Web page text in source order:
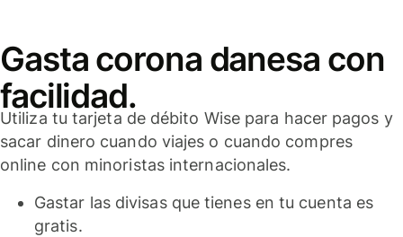
Gasta corona danesa con
facilidad.
Utiliza tu tarjeta de débito Wise para hacer pagos y
sacar dinero cuando viajes o cuando compres
online con minoristas internacionales.
Gastar las divisas que tienes en tu cuenta es
gratis.